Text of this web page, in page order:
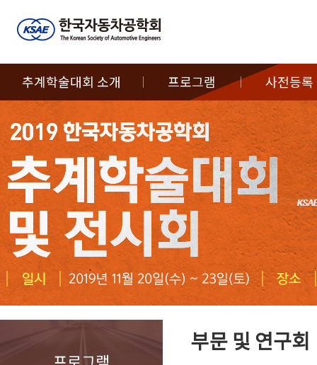
추계학술대회 소개 프로그램 사전등록
부문 및 연구회